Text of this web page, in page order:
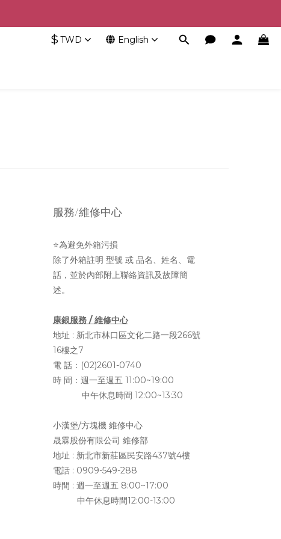
$ TWD English
服務/維修中心
⭐為避免外箱污損
除了外箱註明 型號 或 品名、姓名、電
話，並於內部附上聯絡資訊及故障簡
述。
康銀服務 / 維修中心
地址 : 新北市林口區文化二路一段266號
16樓之7
電 話：(02)2601-0740
時 間：週一至週五 11:00~19:00
中午休息時間 12:00~13:30
小漢堡/方塊機 維修中心
晟霖股份有限公司 維修部
地址 : 新北市新莊區民安路437號4樓
電話 : 0909-549-288
時間 : 週一至週五 8:00~17:00
中午休息時間12:00-13:00